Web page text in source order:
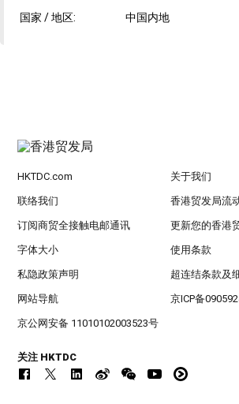
国家 / 地区:
中国内地
HKTDC.com 关于我们
联络我们 香港贸发局流
订阅商贸全接触电邮通讯 更新您的香港
字体大小 使用条款
私隐政策声明 超连结条款及
网站导航 京ICP备
京公网安备 11010102003523号
关注 HKTDC